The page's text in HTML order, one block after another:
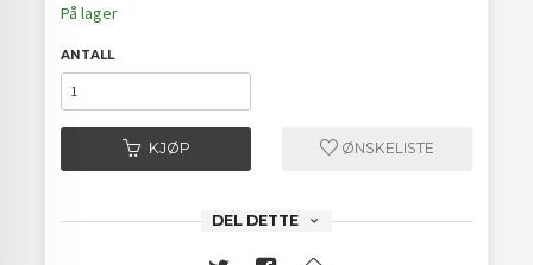
På lager
ANTALL
KJØP ØNSKELISTE
DEL DETTE